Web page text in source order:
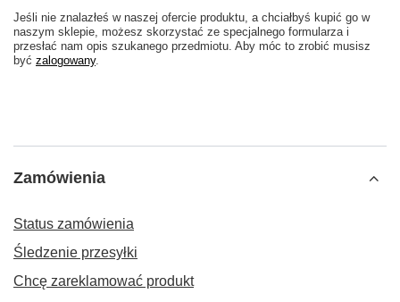
Jeśli nie znalazłeś w naszej ofercie produktu, a chciałbyś kupić go w
naszym sklepie, możesz skorzystać ze specjalnego formularza i
przesłać nam opis szukanego przedmiotu. Aby móc to zrobić musisz
być zalogowany.
Zamówienia
Status zamówienia
Śledzenie przesyłki
Chcę zareklamować produkt